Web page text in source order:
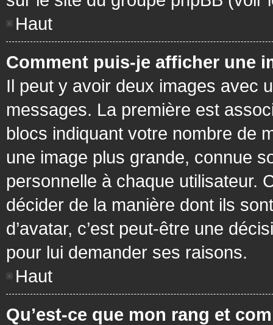
Haut
Comment puis-je afficher une
Il peut y avoir deux images avec
messages. La première est
blocs indiquant votre nombre de
une image plus grande, connue
personnelle à chaque utilisateur.
décider de la manière dont ils
d’avatar, c’est peut-être une
pour lui demander ses raisons.
Haut
Qu’est-ce que mon rang et